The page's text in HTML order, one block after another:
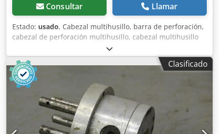
Consultar Llamar
Estado: usado, Cabezal multihusillo, barra de perforación,
cabezal de perforación multihusillo, cabezal multihusillo
articulado, máquina de perforación en línea, cabezal de
perforación para espigas, máquina de perforación para
espigas, transmisión de perforación -Cantidad: máx. 3
taladros -Portaherramientas: M8 -Dirección: rotación
alternada, derecha/izquierda -Distancia entre taladros: 25
mm, descentrados (ver foto) -Cantidad: 3 cabezales de
perforación disponibles Cedpfxsf S T Iwo Agujrf -Precio:
por unidad -Dimensiones: 90/85/A70 mm -Peso: 1,6
kg/unidad
Clasificado